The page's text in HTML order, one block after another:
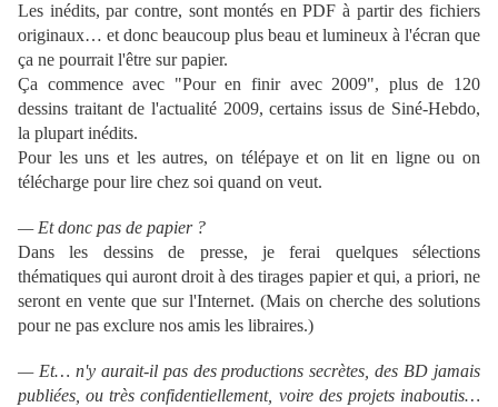
Les inédits, par contre, sont montés en PDF à partir des fichiers
originaux… et donc beaucoup plus beau et lumineux à l'écran que
ça ne pourrait l'être sur papier.
Ça commence avec "Pour en finir avec 2009", plus de 120
dessins traitant de l'actualité 2009, certains issus de Siné-Hebdo,
la plupart inédits.
Pour les uns et les autres, on télépaye et on lit en ligne ou on
télécharge pour lire chez soi quand on veut.
— Et donc pas de papier ?
Dans les dessins de presse, je ferai quelques sélections
thématiques qui auront droit à des tirages papier et qui, a priori, ne
seront en vente que sur l'Internet. (Mais on cherche des solutions
pour ne pas exclure nos amis les libraires.)
— Et… n'y aurait-il pas des productions secrètes, des BD jamais
publiées, ou très confidentiellement, voire des projets inaboutis…